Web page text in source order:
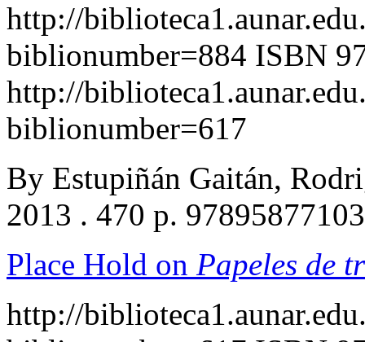
http://
biblionumber=884 ISBN
http://
biblionumber=617
By Estupiñán Gaitán,
2013 . 470 p.
Place Hold on Papeles de
http://